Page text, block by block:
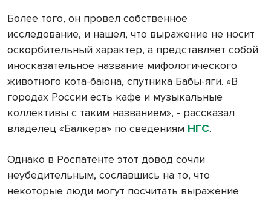
Более того, он провел собственное
исследование, и нашел, что выражение не носит
оскорбительный характер, а представляет собой
иносказательное название мифологического
животного кота-баюна, спутника Бабы-яги. «В
городах России есть кафе и музыкальные
коллективы с таким названием», - рассказал
владелец «Балкера» по сведениям НГС.
Однако в Роспатенте этот довод сочли
неубедительным, сославшись на то, что
некоторые люди могут посчитать выражение